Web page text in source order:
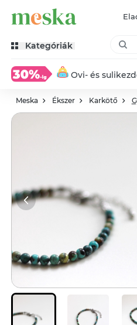
Kategóriák
Ovi- és
Meska Ékszer Karkötő